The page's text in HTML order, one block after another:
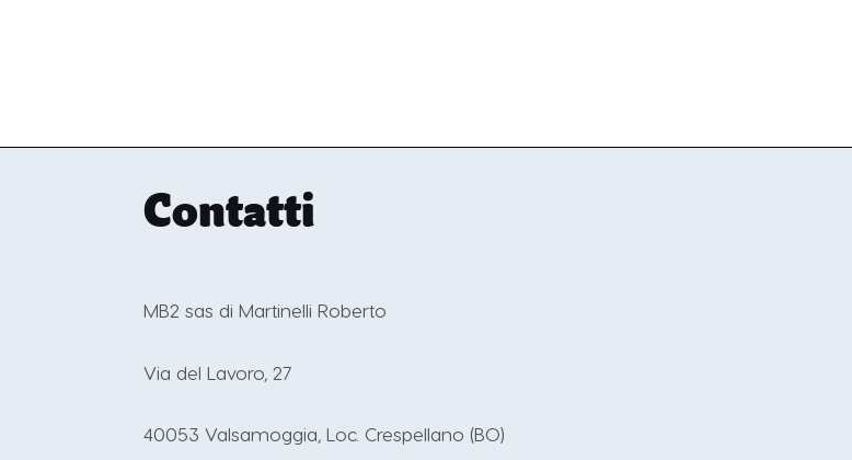
Contatti
MB2 sas di Martinelli Roberto
Via del Lavoro, 27
40053 Valsamoggia, Loc. Crespellano (BO)